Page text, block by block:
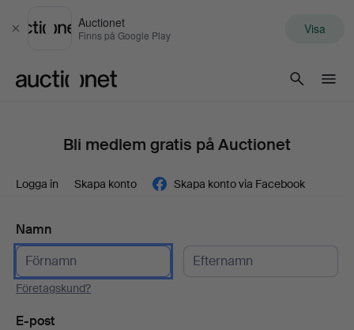
Stäng
Auctionet
Finns på Google Play Visa
Bli medlem gratis på Auctionet
Logga in Skapa konto Skapa konto via Facebook
Namn
Företagskund?
E-post